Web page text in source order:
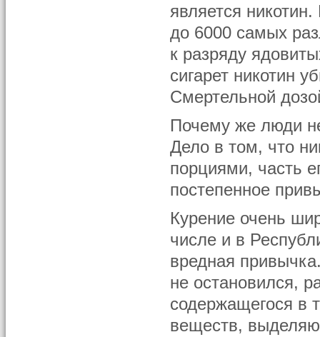
является
до 6000 самых
к разряду
сигарет никотин
Смертельной
Почему же люди
Дело в том, что
порциями, часть
постепенное
Курение очень
числе и в
вредная
не остановился,
содержащегося в
веществ,